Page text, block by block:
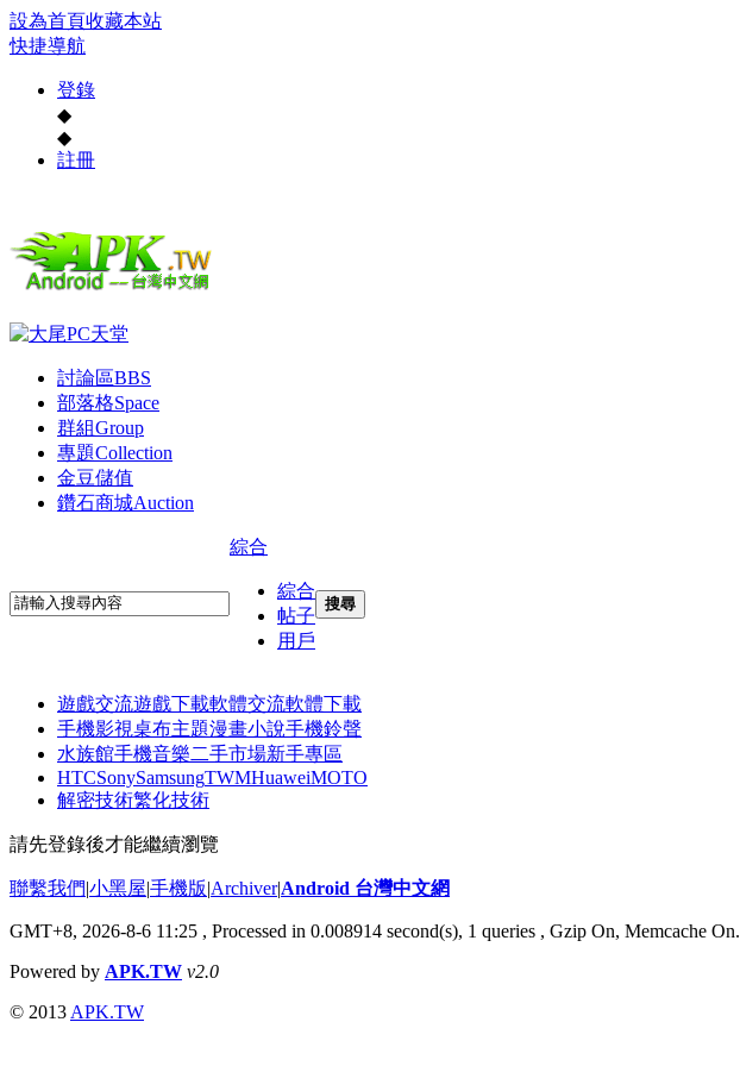
設為首頁收藏本站
快捷導航
登錄
◆
◆
註冊
討論區BBS
部落格Space
群組Group
專題Collection
金豆儲值
鑽石商城Auction
綜合
綜合
帖子
用戶
搜尋
遊戲交流遊戲下載軟體交流軟體下載
手機影視桌布主題漫畫小說手機鈴聲
水族館手機音樂二手市場新手專區
HTCSonySamsungTWMHuaweiMOTO
解密技術繁化技術
請先登錄後才能繼續瀏覽
聯繫我們|小黑屋|手機版|Archiver|Android 台灣中文網
GMT+8, 2026-8-6 11:25 , Processed in 0.008914 second(s), 1 queries , Gzip On, Memcache On.
Powered by APK.TW v2.0
© 2013 APK.TW